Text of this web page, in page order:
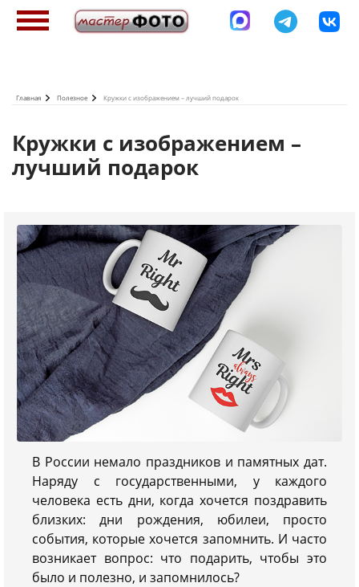
Перейти
Главная Полезное Кружки с изображением – лучший подарок
Кружки с изображением –
лучший подарок
В России немало праздников и памятных дат.
Наряду с государственными, у каждого
человека есть дни, когда хочется поздравить
близких: дни рождения, юбилеи, просто
события, которые хочется запомнить. И часто
возникает вопрос: что подарить, чтобы это
было и полезно, и запомнилось?